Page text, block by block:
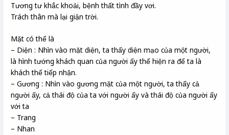
Tương tư khắc khoải, bệnh thất tình đầy vơi.
Trách thân mà lại giận trời.
Mặt có thể là
– Diện : Nhìn vào mặt diện, ta thấy diện mạo của một người,
là hình tướng khách quan của người ấy thể hiện ra để ta là
khách thể tiếp nhận.
– Gương : Nhìn vào gương mặt của một người, ta thấy cả
người ấy, cả thái độ của ta với người ấy và thái độ của người ấy
với ta
– Trang
– Nhan